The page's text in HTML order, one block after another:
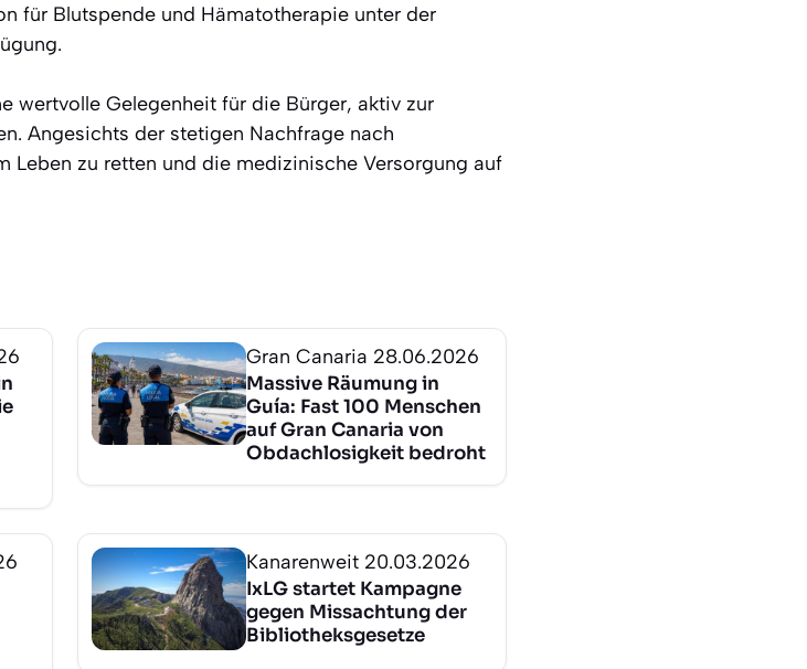
für Blutspende und Hämatotherapie unter der
wertvolle Gelegenheit für die Bürger, aktiv zur
Angesichts der stetigen Nachfrage nach
Leben zu retten und die medizinische Versorgung auf
Gran Canaria 28.06.2026
Massive Räumung in
Guía: Fast 100 Menschen
auf Gran Canaria von
Obdachlosigkeit bedroht
Kanarenweit 20.03.2026
IxLG startet Kampagne
gegen Missachtung der
Bibliotheksgesetze